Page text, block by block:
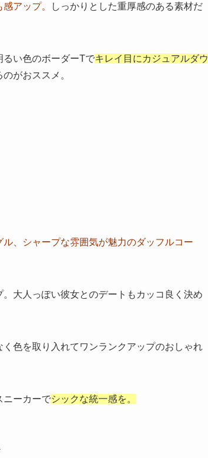
アップ。
しっかりとした重厚感のある素材だ
るい色のボーダーTでキレイ目にカジュアルダウ
がおススメ。
、シャープな雰囲気が魅力のダッフルコー
大人っぽい彼女とのデートもカッコ良く決め
色を取り入れてワンランクアップのおしゃれ
ニーカーでシックな統一感を。